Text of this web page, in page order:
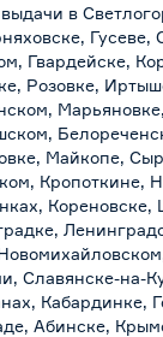
в
Гусеве,
Гвардейске,
Розовке,
Майкопе,
Кропоткине,
Кореновске,
Славянске-на-
Кабардинке,
Абинске,